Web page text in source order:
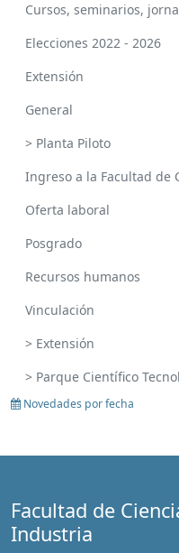
Cursos, seminarios,
Elecciones 2022 - 2026
Extensión
General
> Planta Piloto
Ingreso a la Facultad de
Oferta laboral
Posgrado
Recursos humanos
Vinculación
> Extensión
> Parque Científico
Novedades por fecha
Facultad de
Industria